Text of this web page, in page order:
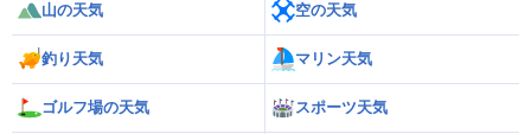
山の天気 空の天気
釣り天気 マリン天気
ゴルフ場の天気 スポーツ天気